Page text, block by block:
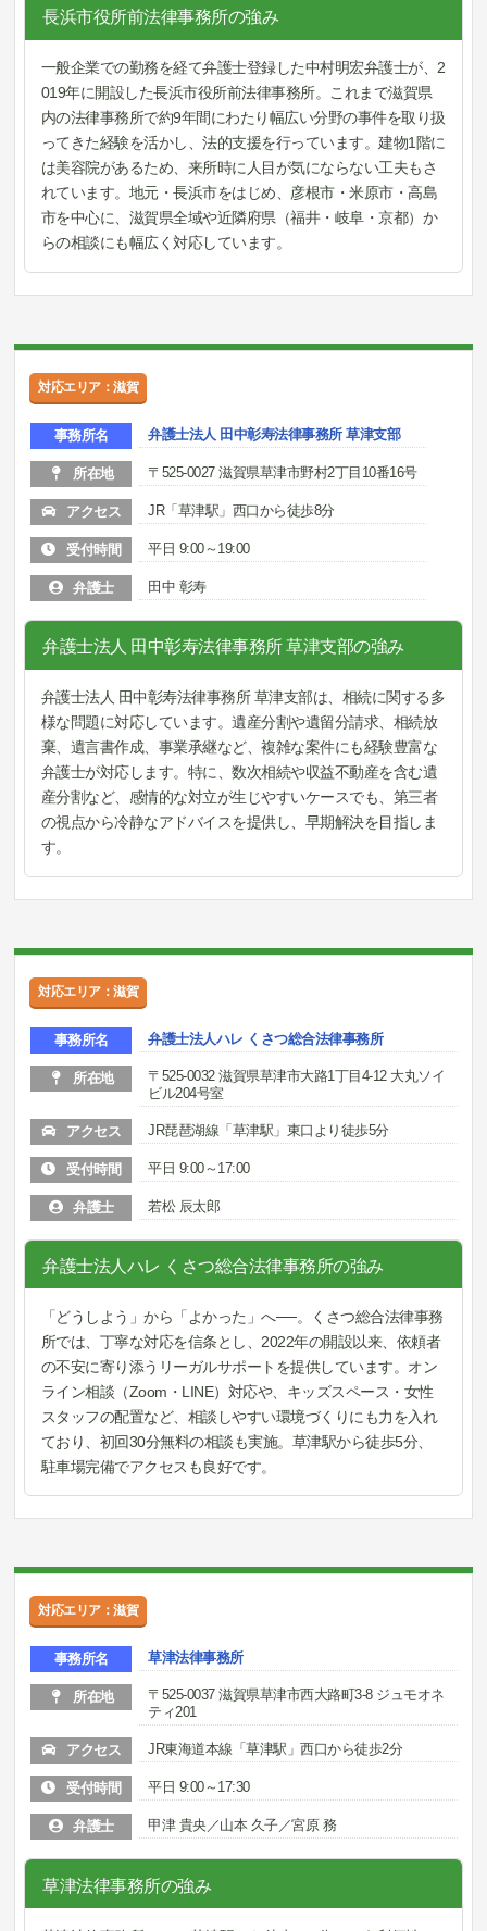
長浜市役所前法律事務所の強み
一般企業での勤務を経て弁護士登録した中村明宏弁護士が、2
019年に開設した長浜市役所前法律事務所。これまで滋賀県
内の法律事務所で約9年間にわたり幅広い分野の事件を取り扱
ってきた経験を活かし、法的支援を行っています。建物1階に
は美容院があるため、来所時に人目が気にならない工夫もさ
れています。地元・長浜市をはじめ、彦根市・米原市・高島
市を中心に、滋賀県全域や近隣府県（福井・岐阜・京都）か
らの相談にも幅広く対応しています。
対応エリア：滋賀
事務所名 弁護士法人 田中彰寿法律事務所 草津支部
所在地 〒525-0027 滋賀県草津市野村2丁目10番16号
アクセス JR「草津駅」西口から徒歩8分
受付時間 平日 9:00～19:00
弁護士 田中 彰寿
弁護士法人 田中彰寿法律事務所 草津支部の強み
弁護士法人 田中彰寿法律事務所 草津支部は、相続に関する多
様な問題に対応しています。遺産分割や遺留分請求、相続放
棄、遺言書作成、事業承継など、複雑な案件にも経験豊富な
弁護士が対応します。特に、数次相続や収益不動産を含む遺
産分割など、感情的な対立が生じやすいケースでも、第三者
の視点から冷静なアドバイスを提供し、早期解決を目指しま
す。
対応エリア：滋賀
事務所名 弁護士法人ハレ くさつ総合法律事務所
所在地
〒525-0032 滋賀県草津市大路1丁目4-12 大丸ソイ
ビル204号室
アクセス JR琵琶湖線「草津駅」東口より徒歩5分
受付時間 平日 9:00～17:00
弁護士 若松 辰太郎
弁護士法人ハレ くさつ総合法律事務所の強み
「どうしよう」から「よかった」へ──。くさつ総合法律事務
所では、丁寧な対応を信条とし、2022年の開設以来、依頼者
の不安に寄り添うリーガルサポートを提供しています。オン
ライン相談（Zoom・LINE）対応や、キッズスペース・女性
スタッフの配置など、相談しやすい環境づくりにも力を入れ
ており、初回30分無料の相談も実施。草津駅から徒歩5分、
駐車場完備でアクセスも良好です。
対応エリア：滋賀
事務所名 草津法律事務所
所在地
〒525-0037 滋賀県草津市西大路町3-8 ジュモオネ
ティ201
アクセス JR東海道本線「草津駅」西口から徒歩2分
受付時間 平日 9:00～17:30
弁護士 甲津 貴央／山本 久子／宮原 務
草津法律事務所の強み